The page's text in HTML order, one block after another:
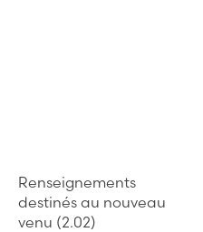
Renseignements
destinés au nouveau
venu (2.02)